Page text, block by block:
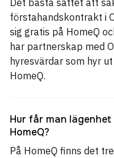
förstahandskontrakt i
sig gratis på HomeQ
har partnerskap med
hyresvärdar som hyr
HomeQ.
Hur får man lägenhet
HomeQ?
På HomeQ finns det